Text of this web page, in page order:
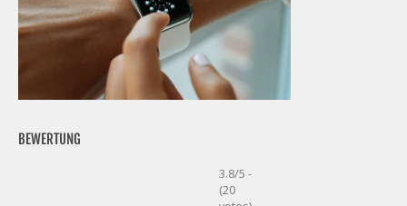
BEWERTUNG
3.8/5 -
(20